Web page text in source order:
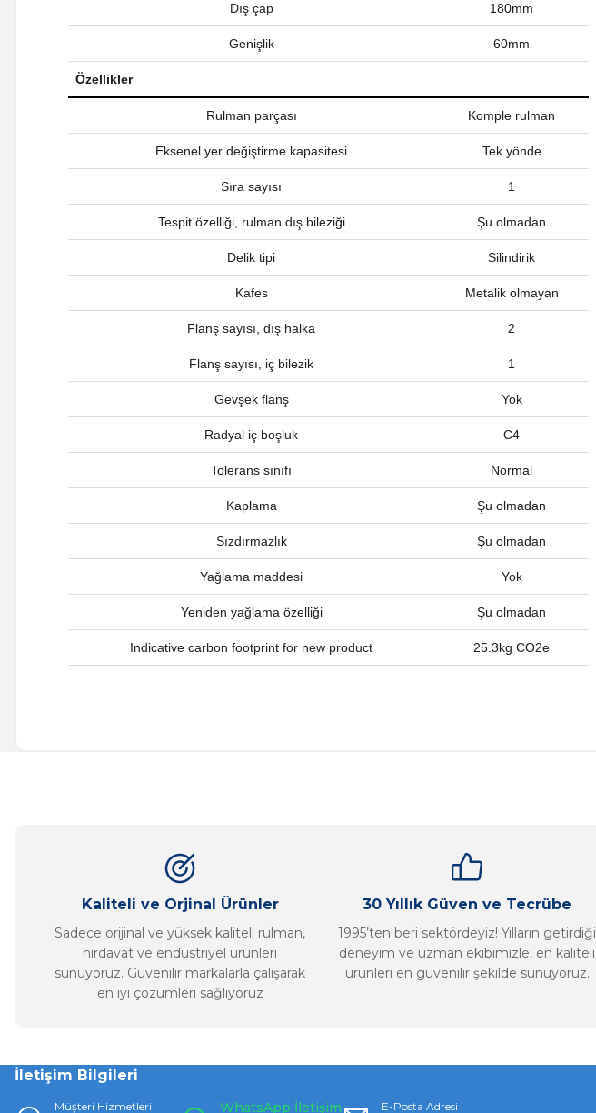
Dış çap 180mm
Genişlik 60mm
Özellikler
Rulman parçası Komple rulman
Eksenel yer değiştirme kapasitesi Tek yönde
Sıra sayısı 1
Tespit özelliği, rulman dış bileziği Şu olmadan
Delik tipi Silindirik
Kafes Metalik olmayan
Flanş sayısı, dış halka 2
Flanş sayısı, iç bilezik 1
Gevşek flanş Yok
Radyal iç boşluk C4
Tolerans sınıfı Normal
Kaplama Şu olmadan
Sızdırmazlık Şu olmadan
Yağlama maddesi Yok
Yeniden yağlama özelliği Şu olmadan
Indicative carbon footprint for new product 25.3kg CO2e
Ürün fiyatı diğer sitelerden daha pahalı.
Bu ürüne benzer farklı alternatifler olmalı.
Kaliteli ve Orjinal Ürünler
Sadece orijinal ve yüksek kaliteli rulman,
hırdavat ve endüstriyel ürünleri
sunuyoruz. Güvenilir markalarla çalışarak
en iyi çözümleri sağlıyoruz
30 Yıllık Güven ve Tecrübe
1995’ten beri sektördeyiz! Yılların getirdiği
deneyim ve uzman ekibimizle, en kaliteli
ürünleri en güvenilir şekilde sunuyoruz.
İletişim Bilgileri
Müşteri Hizmetleri WhatsApp İletişim E-Posta Adresi